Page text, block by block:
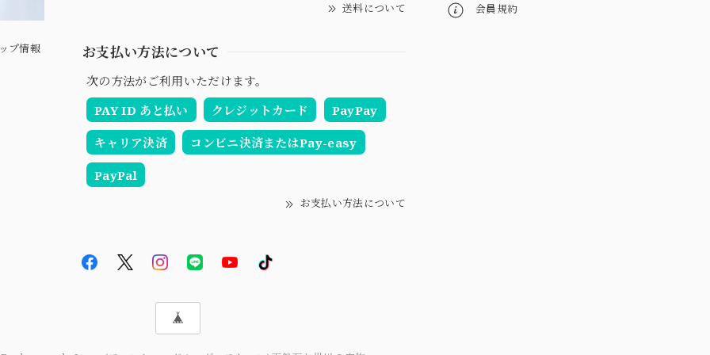
プ情報
送料について
お支払い方法について
次の方法がご利用いただけます。
PAY ID あと払い
クレジットカード PayPay
キャリア決済 コンビニ決済またはPay-easy
PayPal
お支払い方法について
会員規約